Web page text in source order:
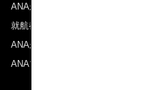
ANAからのお知らせ
就航都市
ANAがお約束する体験
ANAマイレージクラブ